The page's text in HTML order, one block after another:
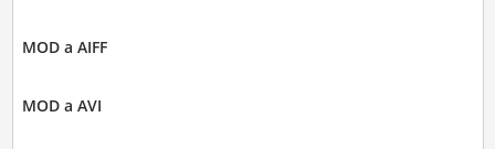
MOD a AIFF
MOD a AVI